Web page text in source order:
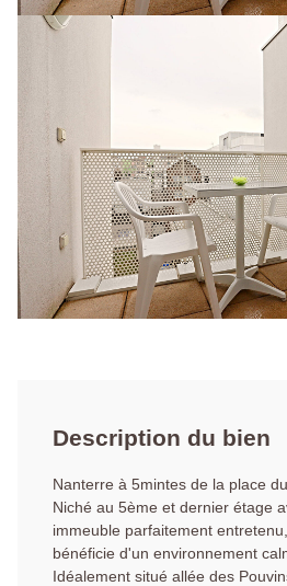
Description du bien
Nanterre à 5mintes de la place
Niché au 5ème et dernier étage
immeuble parfaitement
bénéficie d'un environnement
Idéalement situé allée des